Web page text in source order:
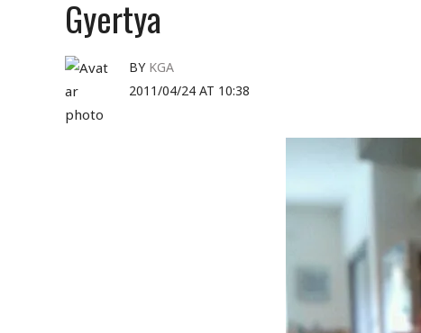
Gyertya
BY KGA
2011/04/24 AT 10:38